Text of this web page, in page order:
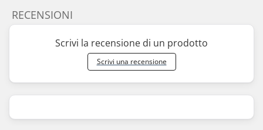
RECENSIONI
Scrivi la recensione di un prodotto
Scrivi una recensione